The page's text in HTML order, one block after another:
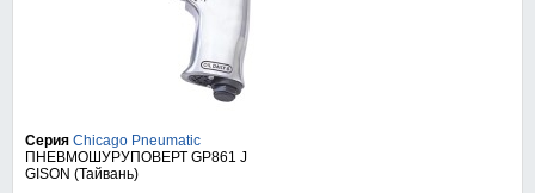
Серия Chicago Pneumatic
ПНЕВМОШУРУПОВЕРТ GP861 J
GISON (Тайвань)